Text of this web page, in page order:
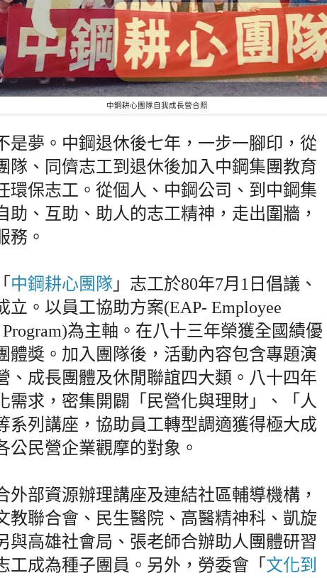
中鋼耕心團隊自我成長營合照
是夢。中鋼退休後七年，一步一腳印，從
隊、同儕志工到退休後加入中鋼集團教育
環保志工。從個人、中鋼公司、到中鋼集
助、互助、助人的志工精神，走出圍牆，
務。
中鋼耕心團隊 」志工於80年7月 1 日倡議、
立。以員工協助方案(EAP- Employee
為主軸。在八十三年榮獲全國績優
體奬。加入團隊後，活動內容包含專題演
、成長團體及休閒聯誼四大類。八十四年
需求，密集開闢「民營化與理財」、「人
系列講座，協助員工轉型調適獲得極大成
公民營企業觀摩的對象。
外部資源辦理講座及連結社區輔導機構，
教聯合會、民生醫院、高醫精神科、凱旋
與高雄社會局、張老師合辦助人團體研習
工成為種子團員。另外，勞委會「 文化到